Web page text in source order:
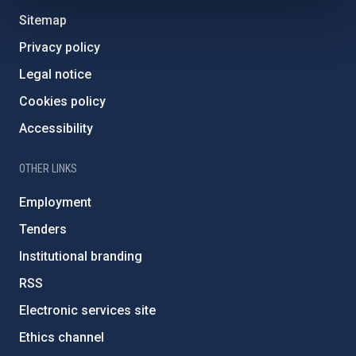
Sitemap
Privacy policy
Legal notice
Cookies policy
Accessibility
OTHER LINKS
Employment
Tenders
Institutional branding
RSS
Electronic services site
Ethics channel